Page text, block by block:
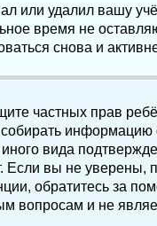
или удалил вашу
время не
снова и
частных прав
вида
вы не уверены,
обратитесь за
вопросам и не